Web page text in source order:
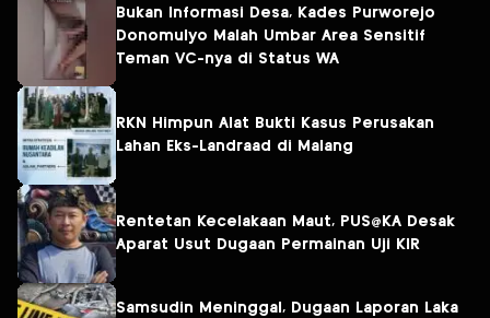
Bukan Informasi Desa, Kades Purworejo
Donomulyo Malah Umbar Area Sensitif
Teman VC-nya di Status WA
RKN Himpun Alat Bukti Kasus Perusakan
Lahan Eks-Landraad di Malang
Rentetan Kecelakaan Maut, PUS@KA Desak
Aparat Usut Dugaan Permainan Uji KIR
Samsudin Meninggal, Dugaan Laporan Laka